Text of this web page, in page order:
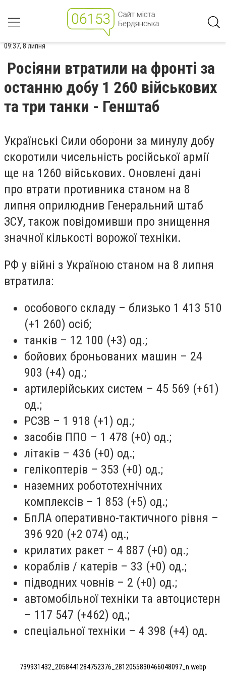
09:37, 8 липня
Росіяни втратили на фронті за
останню добу 1 260 військових
та три танки - Генштаб
Українські Сили оборони за минулу добу
скоротили чисельність російської армії
ще на 1260 військових. Оновлені дані
про втрати противника станом на 8
липня оприлюднив Генеральний штаб
ЗСУ, також повідомивши про знищення
значної кількості ворожої техніки.
РФ у війні з Україною станом на 8 липня
втратила:
особового складу – близько 1 413 510
(+1 260) осіб;
танків – 12 100 (+3) од.;
бойових броньованих машин – 24
903 (+4) од.;
артилерійських систем – 45 569 (+61)
од.;
РСЗВ – 1 918 (+1) од.;
засобів ППО – 1 478 (+0) од.;
літаків – 436 (+0) од.;
гелікоптерів – 353 (+0) од.;
наземних робототехнічних
комплексів – 1 853 (+5) од.;
БпЛА оперативно-тактичного рівня –
396 920 (+2 074) од.;
крилатих ракет – 4 887 (+0) од.;
кораблів / катерів – 33 (+0) од.;
підводних човнів – 2 (+0) од.;
автомобільної техніки та автоцистерн
– 117 547 (+462) од.;
спеціальної техніки – 4 398 (+4) од.
739931432_2058441284752376_2812055830466048097_n.webp